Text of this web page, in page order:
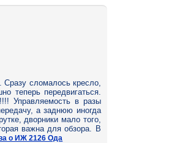
Сразу сломалось кресло,
теперь передвигаться.
Управляемость в разы
а заднюю иногда
дворники мало того,
важна для обзора. В
о ИЖ 2126 Ода